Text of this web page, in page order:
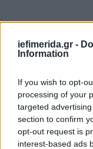
iefimerida.gr -
Information
If you wish to opt-
processing of your
targeted
section to confirm
opt-out request is
interest-based ads
Αν λοιπόν,
θα προσεγγίσει
της πεδινής
τους 34-35°C
παραπάνω.